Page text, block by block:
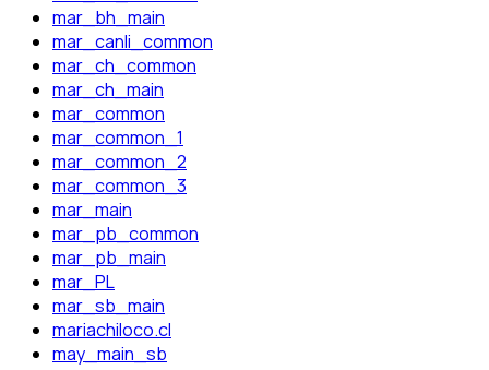
mar_bh_main
mar_canli_common
mar_ch_common
mar_ch_main
mar_common
mar_common_1
mar_common_2
mar_common_3
mar_main
mar_pb_common
mar_pb_main
mar_PL
mar_sb_main
mariachiloco.cl
may_main_sb